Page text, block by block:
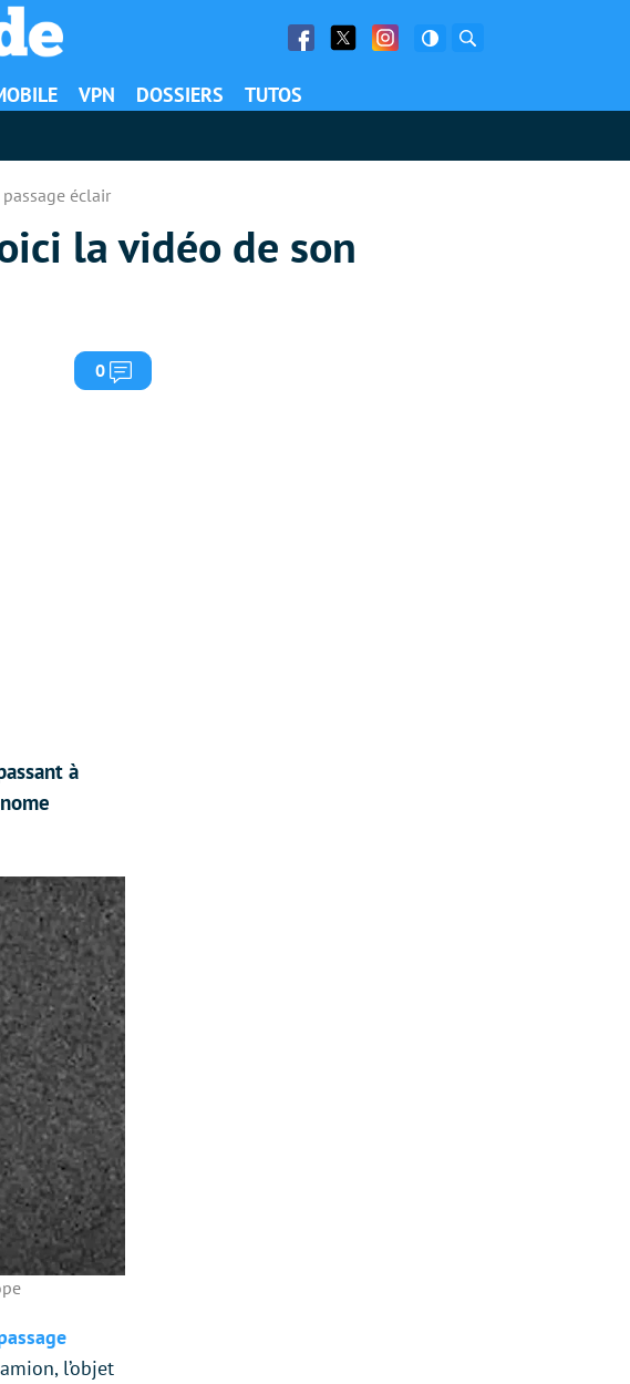
Facebook
Twitter Facebook
VPN DOSSIERS TUTOS
éclair
la vidéo de son
0 Commentaires
à
l’objet